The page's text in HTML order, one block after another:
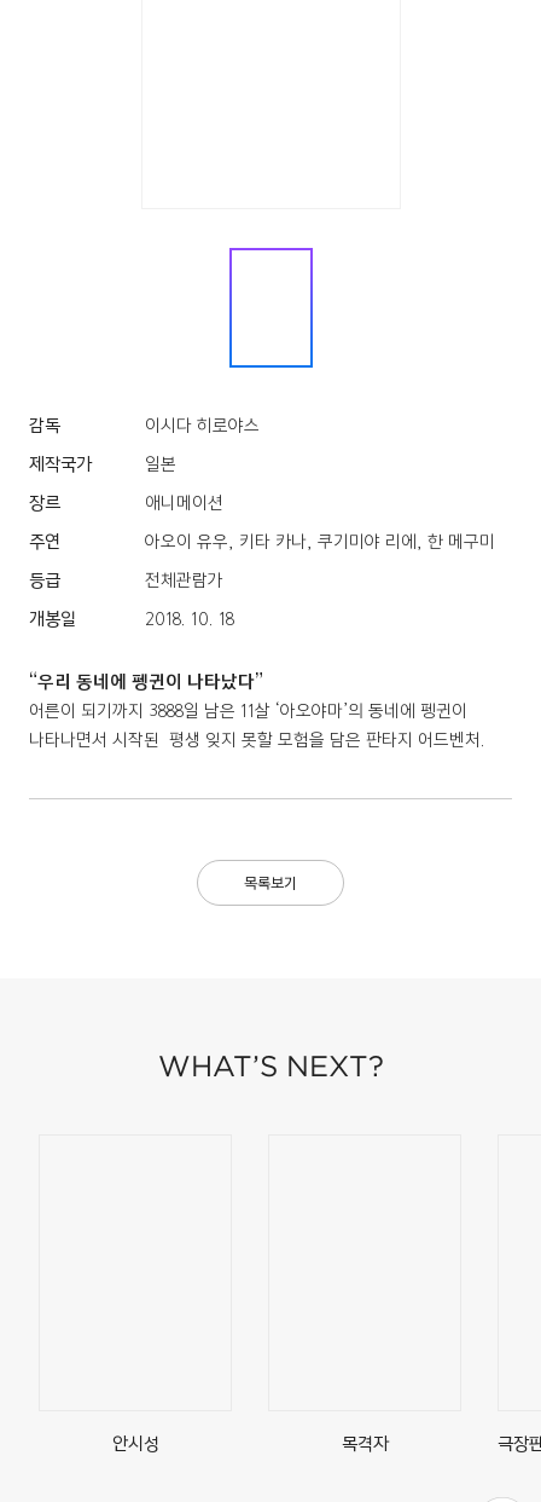
감독
이시다 히로야스
제작국가
일본
장르
애니메이션
주연
아오이 유우, 키타 카나, 쿠기미야 리에, 한 메구미
등급
전체관람가
개봉일
2018. 10. 18
“우리 동네에 펭귄이 나타났다”
어른이 되기까지 3888일 남은 11살 ‘아오야마’의 동네에 펭귄이
나타나면서 시작된 평생 잊지 못할 모험을 담은 판타지 어드벤처.
목록보기
WHAT’S NEXT?
안시성 목격자